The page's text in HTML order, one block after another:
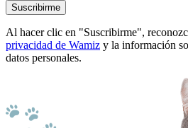
Suscribirme
Al hacer clic en "Suscribirme",
privacidad de Wamiz y la información
datos personales.